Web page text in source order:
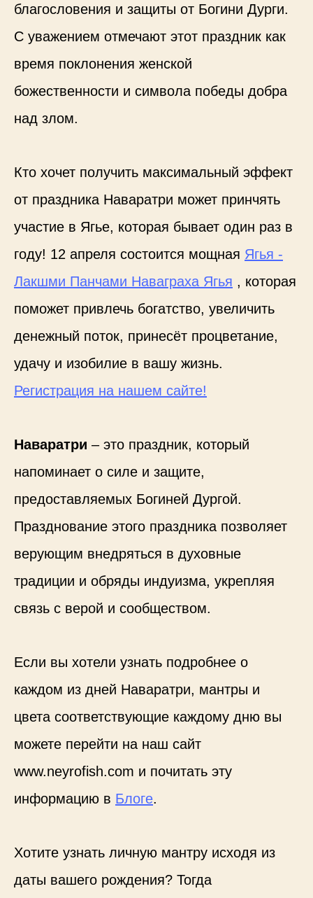
благословения и защиты от Богини Дурги.
С уважением отмечают этот праздник как
время поклонения женской
божественности и символа победы добра
над злом.
Кто хочет получить максимальный эффект
от праздника Наваратри может принчять
участие в Ягье, которая бывает один раз в
году! 12 апреля состоится мощная Ягья -
Лакшми Панчами Наваграха Ягья , которая
поможет привлечь богатство, увеличить
денежный поток, принесёт процветание,
удачу и изобилие в вашу жизнь.
Регистрация на нашем сайте!
Наваратри – это праздник, который
напоминает о силе и защите,
предоставляемых Богиней Дургой.
Празднование этого праздника позволяет
верующим внедряться в духовные
традиции и обряды индуизма, укрепляя
связь с верой и сообществом.
Если вы хотели узнать подробнее о
каждом из дней Наваратри, мантры и
цвета соответствующие каждому дню вы
можете перейти на наш сайт
www.neyrofish.com и почитать эту
информацию в Блоге.
Хотите узнать личную мантру исходя из
даты вашего рождения? Тогда